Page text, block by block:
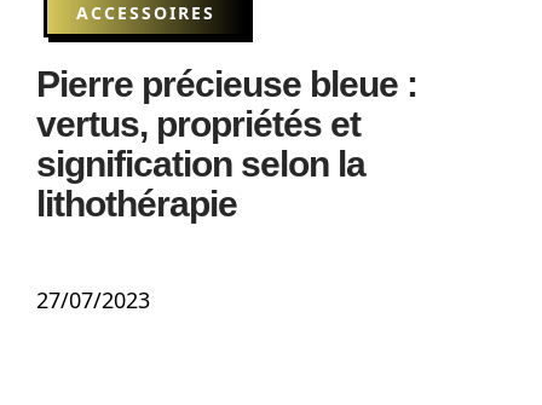
ACCESSOIRES
Pierre précieuse bleue :
vertus, propriétés et
signification selon la
lithothérapie
27/07/2023